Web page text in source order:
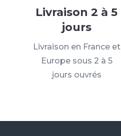
Livraison 2 à 5
jours
Livraison en France et
Europe sous 2 à 5
jours ouvrés